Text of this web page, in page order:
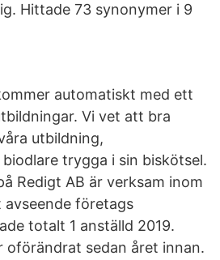
Hittade 73 synonymer i 9
automatiskt med ett
Vi vet att bra
utbildning,
trygga i sin biskötsel.
Redigt AB är verksam inom
företags
totalt 1 anställd 2019.
oförändrat sedan året innan.